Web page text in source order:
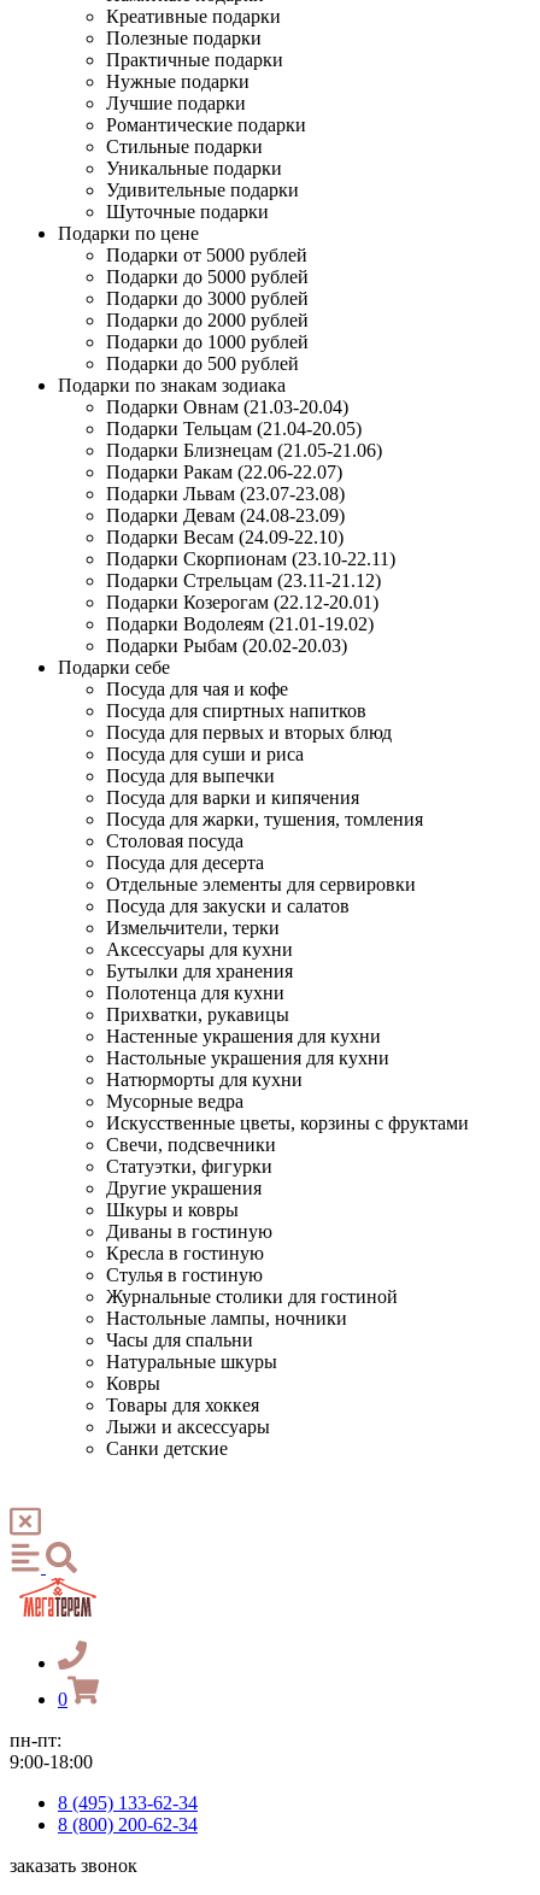
Креативные подарки
Полезные подарки
Практичные подарки
Нужные подарки
Лучшие подарки
Романтические подарки
Стильные подарки
Уникальные подарки
Удивительные подарки
Шуточные подарки
Подарки по цене
Подарки от 5000 рублей
Подарки до 5000 рублей
Подарки до 3000 рублей
Подарки до 2000 рублей
Подарки до 1000 рублей
Подарки до 500 рублей
Подарки по знакам зодиака
Подарки Овнам (21.03-20.04)
Подарки Тельцам (21.04-20.05)
Подарки Близнецам (21.05-21.06)
Подарки Ракам (22.06-22.07)
Подарки Львам (23.07-23.08)
Подарки Девам (24.08-23.09)
Подарки Весам (24.09-22.10)
Подарки Скорпионам (23.10-22.11)
Подарки Стрельцам (23.11-21.12)
Подарки Козерогам (22.12-20.01)
Подарки Водолеям (21.01-19.02)
Подарки Рыбам (20.02-20.03)
Подарки себе
Посуда для чая и кофе
Посуда для спиртных напитков
Посуда для первых и вторых блюд
Посуда для суши и риса
Посуда для выпечки
Посуда для варки и кипячения
Посуда для жарки, тушения, томления
Столовая посуда
Посуда для десерта
Отдельные элементы для сервировки
Посуда для закуски и салатов
Измельчители, терки
Аксессуары для кухни
Бутылки для хранения
Полотенца для кухни
Прихватки, рукавицы
Настенные украшения для кухни
Настольные украшения для кухни
Натюрморты для кухни
Мусорные ведра
Искусственные цветы, корзины с фруктами
Свечи, подсвечники
Статуэтки, фигурки
Другие украшения
Шкуры и ковры
Диваны в гостиную
Кресла в гостиную
Стулья в гостиную
Журнальные столики для гостиной
Настольные лампы, ночники
Часы для спальни
Натуральные шкуры
Ковры
Товары для хоккея
Лыжи и аксессуары
Санки детские
0
пн-пт:
9:00-18:00
8 (495) 133-62-34
8 (800) 200-62-34
заказать звонок